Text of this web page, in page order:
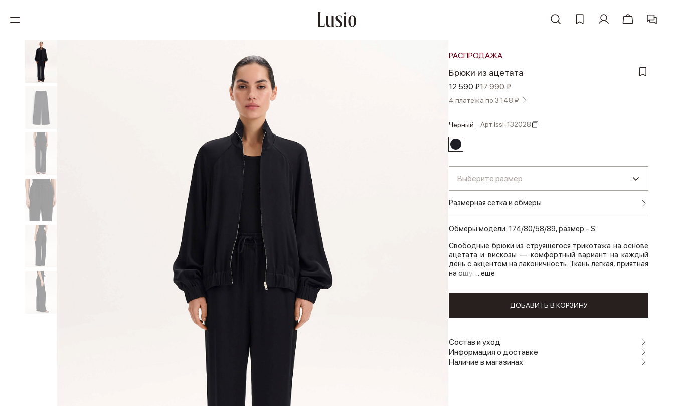
РАСПРОДАЖА
Брюки из ацетата
12 590 ₽17 990 ₽
4 платежа по 3 148 ₽
черный Арт.lssl-132028
Выберите размер
Размерная сетка и обмеры
Обмеры модели: 174/80/58/89, размер - S
Свободные брюки из струящегося трикотажа на основе
ацетата и вискозы — комфортный вариант на каждый
день с акцентом на лаконичность. Ткань легкая, приятная
на ощуп ...еще
ДОБАВИТЬ В КОРЗИНУ
Состав и уход
Информация о доставке
Наличие в магазинах